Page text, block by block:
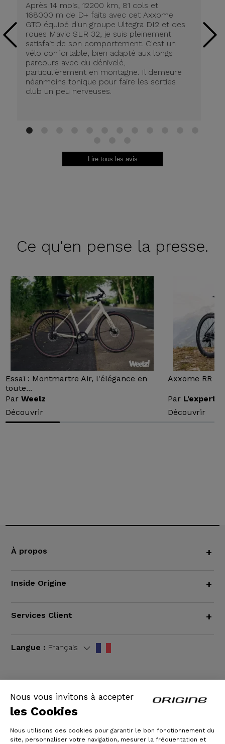
Nous vous invitons à accepter
les Cookies
Nous utilisons des cookies pour garantir le bon fonctionnement du
site, personnaliser votre navigation, mesurer la fréquentation et
Après 14 mois, 12200 km, 81 cols et
168000 m de D+ faits avec cet Axxome
GTO équipé d'un groupe Ultegra DI2 et des
roues Mavic SLR 32, je suis pleinement
satisfait de son comportement. C'est un
vélo confortable, bien adapté aux longs
parcours avec du dénivelé,
particulièrement en montagne. Il demeure
néanmoins tonique pour faire les sorties
club un peu nerveuses.
1
Lire tous les avis
Ce qu'en pense la presse.
Essai : Montmartre Air, l'élégance en
toute...
ParWeelz
Découvrir
Axxome RR :
Par L'expert
Découvrir
À propos +
Inside Origine +
Services Client +
Langue : Français
CGV | Mentions légales